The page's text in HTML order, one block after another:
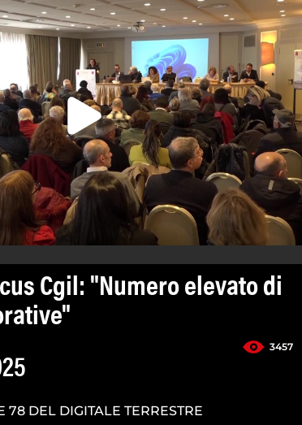
Cgil: "Numero elevato di
3457
78 DEL DIGITALE TERRESTRE